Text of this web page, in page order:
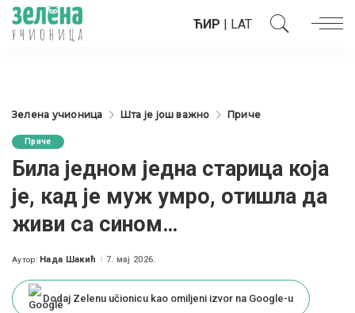
ЋИР | LAT
Зелена учионица Шта је још важно Приче
Приче
Била једном једна старица која
је, кад је муж умро, отишла да
живи са сином…
Posted
Аутор: Нада Шакић 7. мај 2026.
Dodaj Zelenu učionicu kao omiljeni izvor na Google-u